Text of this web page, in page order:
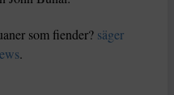
som fiender? säger
.